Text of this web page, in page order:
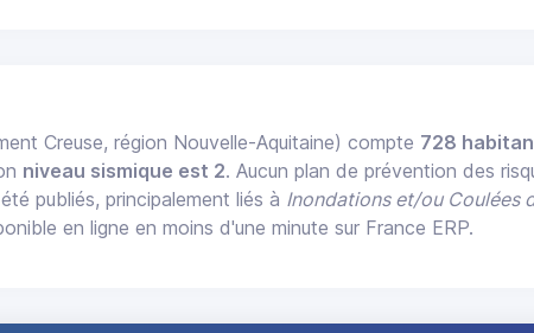
Creuse, région Nouvelle-Aquitaine) compte 728
niveau sismique est 2. Aucun plan de prévention des
publiés, principalement liés à Inondations et/ou Coulées
en ligne en moins d'une minute sur France ERP.